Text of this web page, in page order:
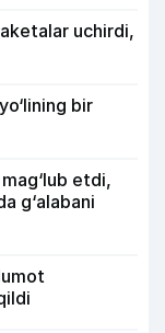
uchirdi,
bir
mag‘lub etdi,
g‘alabani